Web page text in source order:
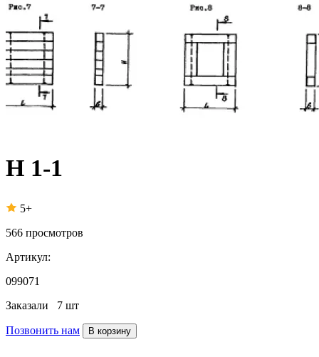
Н 1-1
5+
566 просмотров
Артикул:
099071
Заказали 7 шт
Позвонить нам В корзину